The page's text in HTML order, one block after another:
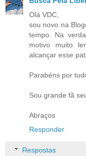
Olá VDC,
sou novo na
tempo. Na
motivo muito
alcançar esse
Parabéns por
Sou grande fã
Abraços
Responder
Respostas